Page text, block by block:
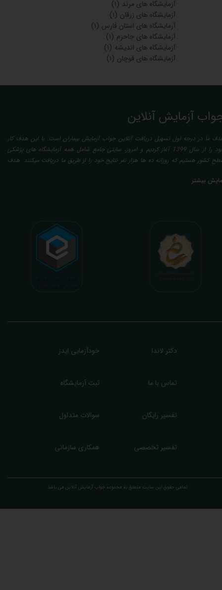
آزمایشگاه های مرند (۱)
آزمایشگاه های زرقان (۱)
آرمایشگاه های استان فارس (۱)
آزمایشگاه های جاحرم (۱)
آزمایشگاه های اندیشه (۱)
آزمایشگاه های قوچان (۱)
تمامی حقوق این سایت متعلق به مجموعه ​جواب آزمایش آنلاین می باشد.
آزمایش آنلاین
ما در درجه اول تسهیل دریافت آنلاین جواب آزمایش بیماران است. با این هدف کار
خود را از سال 1399 آغاز کردیم و امروز، سایتی جامع شامل همه آزمایشگاه های پزشکی
کشور هستیم که روزانه ده ها هزار نفر نتایج خود را از طریق ما دریافت میکنند. هدف
با تایید و مهر پزشک متخصص) میباشد. رسالت ما در تفسیر، استخراج حداکثر
بیمه ها، افزایش تمایل افراد به انجام آزمایش (با دریافت اطلاعاتی دقیقتر، کاربردی، قابل
و شخصی سازی شده) میگردد. تا درنهایت به جامعه ای سالم تر برای تبدیل شدن به
پیشرفته (دیر و زود داره سوخت و سوز نداره...) برسیم. قابل ذکر است که جواب
آنلاین به نتایج هیچ یک از کاربران بصورت مستقیم دسترسی ندارد و موارد تفسیر نیز
با درخواست و ارسال خود کاربر انجام میگیرد و ما تابع اصول اخلاق پزشکی و حرفه ای
بیشتر
دکتر لاندا
تفسیر تخصصی
تفسیر رایگان
خودآزمایی ایدز
ثبت آزمایشگاه تماس با ما
سوالات متداول
همکاری سازمانی